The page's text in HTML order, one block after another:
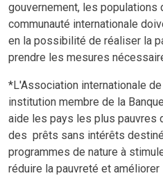
gouvernement, les populations
communauté internationale
en la possibilité de réaliser la
prendre les mesures
*L'Association internationale
institution membre de la
aide les pays les plus pauvres
des prêts sans intérêts
programmes de nature à
réduire la pauvreté et